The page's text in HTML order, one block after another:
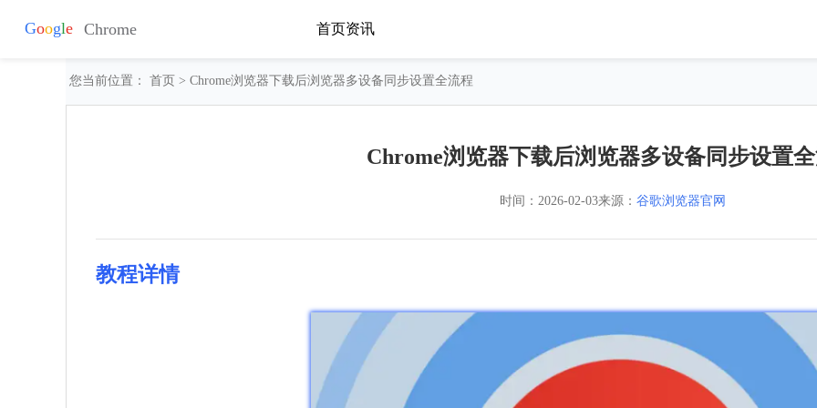
首页资讯
您当前位置： 首页 > Chrome浏览器下载后浏览器多设备同步设置全流程
Chrome浏览器下载后浏览器多设备同步设置
时间： 2026-02-03来源： 谷歌浏览器官网
教程详情